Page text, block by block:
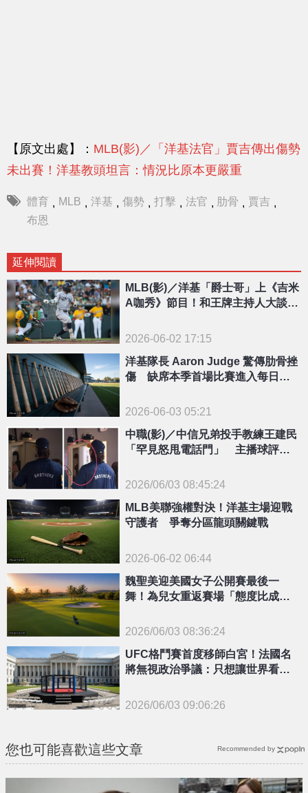
【原文出處】： MLB(影)／「洋基法官」賈吉傳出傷勢
未出賽！洋基教頭坦言：情況比原本更嚴重
體育 , MLB , 洋基 , 傷勢 , 打擊 , 法官 , 肋骨 , 賈吉 ,
布恩
延伸閱讀
MLB(影)／洋基「爵士哥」上《吉米
A咖秀》節目！和王牌主持人大談
2026-06-02 17:15
洋基隊長 Aaron Judge 驚傳肋骨挫
傷 缺席本季首場比賽進入每日觀
2026-06-03 05:21
{PLAYICON}
中職(影)／中信兄弟投手教練王建民
「罕見怒甩電話門」 主播球評當
2026/06/03 08:45:24
MLB美聯強權對決！洋基主場迎戰
守護者 爭奪分區龍頭關鍵戰
2026-06-02 06:44
{PLAYICON}
魏聖美迎美國女子公開賽最後一
舞！為兒女重返賽場「態度比成績
2026/06/03 08:36:24
UFC格鬥賽首度移師白宮！法國名
將無視政治爭議：只想讓世界看見M
2026/06/03 09:06:26
您也可能喜歡這些文章 Recommended by